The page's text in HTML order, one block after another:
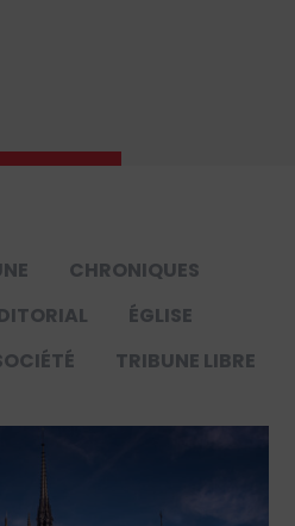
CHRONIQUES
ÉGLISE
TRIBUNE LIBRE